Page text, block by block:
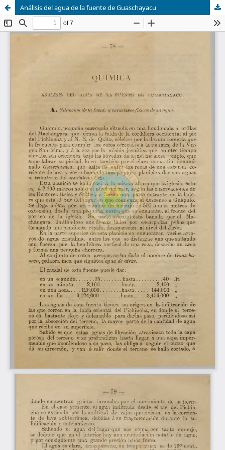
Análisis del agua de la fuente de Guaschayacu